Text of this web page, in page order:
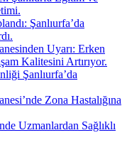
Şanlıurfa’da
Uyarı: Erken
Kalitesini Artırıyor.
Şanlıurfa’da
Zona Hastalığına
Uzmanlardan Sağlıklı